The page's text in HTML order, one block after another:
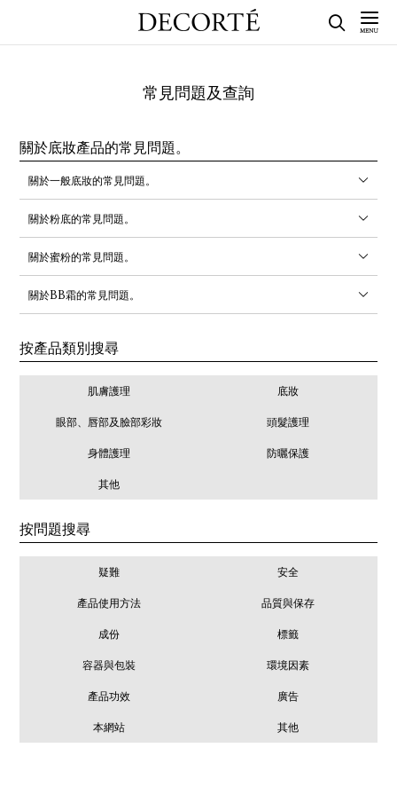
常見問題及查詢
關於底妝產品的常見問題。
關於一般底妝的常見問題。
關於粉底的常見問題。
關於蜜粉的常見問題。
關於BB霜的常見問題。
按產品類別搜尋
肌膚護理 底妝
眼部、唇部及臉部彩妝 頭髮護理
身體護理 防曬保護
其他
按問題搜尋
疑難 安全
產品使用方法 品質與保存
成份 標籤
容器與包裝 環境因素
產品功效 廣告
本網站 其他